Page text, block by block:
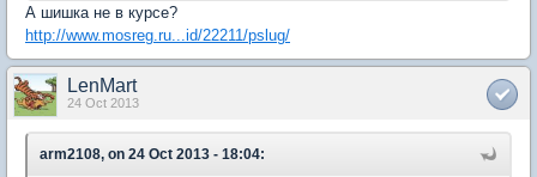
А шишка не в курсе?
http://www.mosreg.ru...id/22211/pslug/
LenMart
24 Oct 2013
arm2108, on 24 Oct 2013 - 18:04: